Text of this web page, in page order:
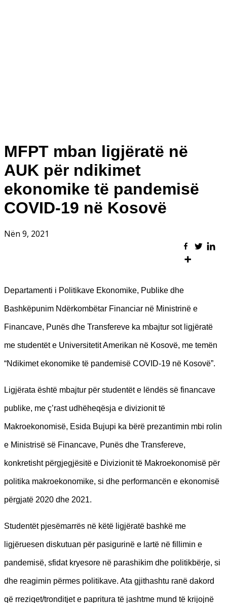
MFPT mban ligjëratë në
AUK për ndikimet
ekonomike të pandemisë
COVID-19 në Kosovë
Nën 9, 2021
Departamenti i Politikave Ekonomike, Publike dhe
Bashkëpunim Ndërkombëtar Financiar në Ministrinë e
Financave, Punës dhe Transfereve ka mbajtur sot ligjëratë
me studentët e Universitetit Amerikan në Kosovë, me temën
“Ndikimet ekonomike të pandemisë COVID-19 në Kosovë”.
Ligjërata është mbajtur për studentët e lëndës së financave
publike, me ç’rast udhëheqësja e divizionit të
Makroekonomisë, Esida Bujupi ka bërë prezantimin mbi rolin
e Ministrisë së Financave, Punës dhe Transfereve,
konkretisht përgjegjësitë e Divizionit të Makroekonomisë për
politika makroekonomike, si dhe performancën e ekonomisë
përgjatë 2020 dhe 2021.
Studentët pjesëmarrës në këtë ligjëratë bashkë me
ligjëruesen diskutuan për pasigurinë e lartë në fillimin e
pandemisë, sfidat kryesore në parashikim dhe politikbërje, si
dhe reagimin përmes politikave. Ata gjithashtu ranë dakord
që rreziqet/tronditjet e papritura të jashtme mund të krijojnë